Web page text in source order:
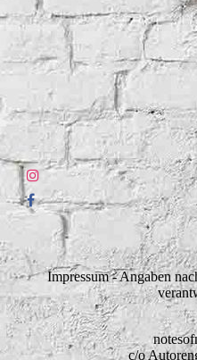
Impressum - Angaben
c/o